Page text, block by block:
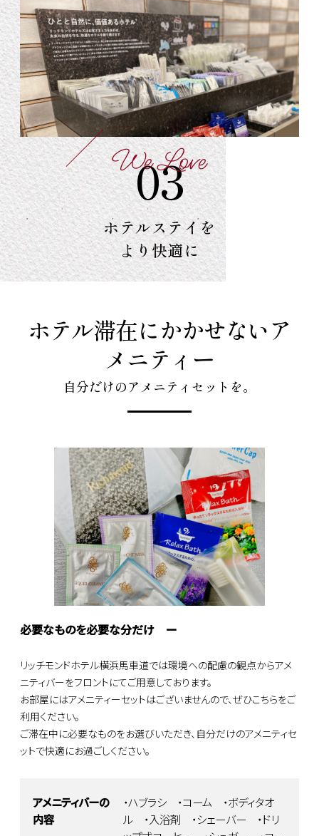
03
We Love
ホテルステイを
より快適に
ホテル滞在にかかせないア
メニティー
自分だけのアメニティセットを。
必要なものを必要な分だけ ー
リッチモンドホテル横浜馬車道では環境への配慮の観点からアメ
ニティバーをフロントにてご用意しております。
お部屋にはアメニティーセットはございませんので、ぜひこちらをご
利用ください。
ご滞在中に必要なものをお選びいただき、自分だけのアメニティセ
ットで快適にお過ごしください。
アメニティバーの
内容
・ハブラシ ・コーム ・ボディタオ
ル ・入浴剤 ・シェーバー ・ドリ